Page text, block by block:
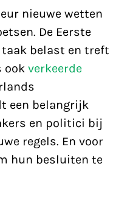
nieuwe wetten
De Eerste
belast en treft
ook verkeerde
een belangrijk
en politici bij
regels. En voor
hun besluiten te